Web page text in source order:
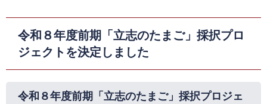
令和８年度前期「立志のたまご」採択プロ
ジェクトを決定しました
令和８年度前期「立志のたまご」採択プロジェ